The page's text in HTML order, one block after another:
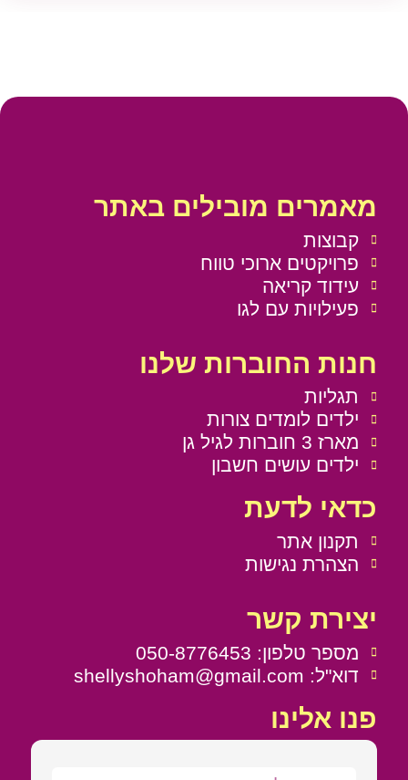
מאמרים מובילים באתר
קבוצות
פרויקטים ארוכי טווח
עידוד קריאה
פעילויות עם לגו
חנות החוברות שלנו
תגליות
ילדים לומדים צורות
מארז 3 חוברות לגיל גן
ילדים עושים חשבון
כדאי לדעת
תקנון אתר
הצהרת נגישות
יצירת קשר
מספר טלפון: 050-8776453
דוא"ל: shellyshoham@gmail.com
פנו אלינו